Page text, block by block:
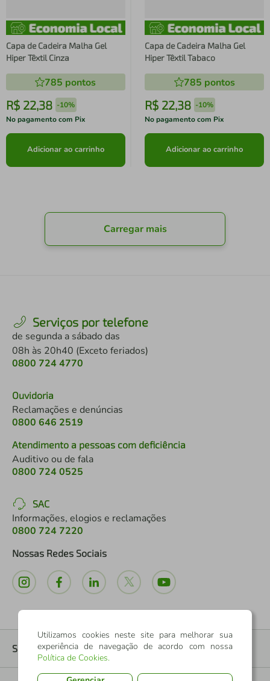
Capa de Cadeira Malha Gel
Hiper Têxtil Cinza
785 pontos
R$ 22,38 -10%
No pagamento com Pix
Adicionar ao carrinho
Capa de Cadeira Malha Gel
Hiper Têxtil Tabaco
785 pontos
R$ 22,38 -10%
No pagamento com Pix
Adicionar ao carrinho
Carregar mais
Serviços por telefone
de segunda a sábado das
08h às 20h40 (Exceto feriados)
0800 724 4770
Ouvidoria
Reclamações e denúncias
0800 646 2519
Atendimento a pessoas com deficiência
Auditivo ou de fala
0800 724 0525
SAC
Informações, elogios e reclamações
0800 724 7220
Nossas Redes Sociais
Sobre nós
Utilizamos cookies neste site para melhorar sua
experiência de navegação de acordo com nossa
Política de Cookies.